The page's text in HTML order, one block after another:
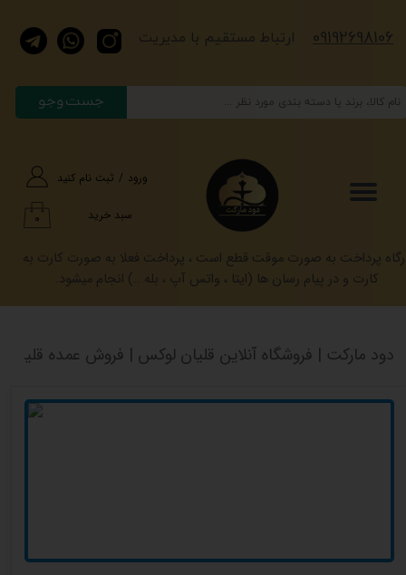
جست وجو
ورود / ثبت نام کنید
حساب کاربری من
سفارشات
خروج از حساب کاربری
۰ سبد خرید
​​​ارتباط مستقیم با مدیریت ​​​09192698106
پرداخت به صورت موقت قطع است ، پرداخت فعلا به صورت کارت به
کارت و در پیام رسان ها (ایتا ، واتس آپ ، بله ..) انجام میشود.
دود مارکت | فروشگاه آنلاین قلیان لوکس | فروش عمده قلیان